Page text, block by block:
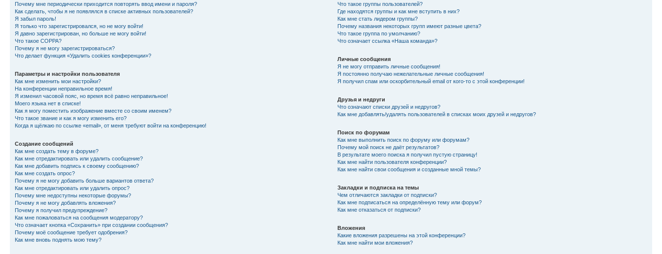
Почему мне периодически приходится повторять ввод имени и пароля?
Как сделать, чтобы я не появлялся в списке активных пользователей?
Я забыл пароль!
Я только что зарегистрировался, но не могу войти!
Я давно зарегистрирован, но больше не могу войти!
Что такое COPPA?
Почему я не могу зарегистрироваться?
Что делает функция «Удалить cookies конференции»?
Параметры и настройки пользователя
Как мне изменить мои настройки?
На конференции неправильное время!
Я изменил часовой пояс, но время всё равно неправильное!
Моего языка нет в списке!
Как я могу поместить изображение вместе со своим именем?
Что такое звание и как я могу изменить его?
Когда я щёлкаю по ссылке «email», от меня требуют войти на конференцию!
Создание сообщений
Как мне создать тему в форуме?
Как мне отредактировать или удалить сообщение?
Как мне добавить подпись к своему сообщению?
Как мне создать опрос?
Почему я не могу добавить больше вариантов ответа?
Как мне отредактировать или удалить опрос?
Почему мне недоступны некоторые форумы?
Почему я не могу добавлять вложения?
Почему я получил предупреждение?
Как мне пожаловаться на сообщения модератору?
Что означает кнопка «Сохранить» при создании сообщения?
Почему моё сообщение требует одобрения?
Как мне вновь поднять мою тему?
Что такое группы пользователей?
Где находятся группы и как мне вступить в них?
Как мне стать лидером группы?
Почему названия некоторых групп имеют разные цвета?
Что такое группа по умолчанию?
Что означает ссылка «Наша команда»?
Личные сообщения
Я не могу отправить личные сообщения!
Я постоянно получаю нежелательные личные сообщения!
Я получил спам или оскорбительный email от кого-то с этой конференции!
Друзья и недруги
Что означают списки друзей и недругов?
Как мне добавлять/удалять пользователей в списках моих друзей и недругов?
Поиск по форумам
Как мне выполнить поиск по форуму или форумам?
Почему мой поиск не даёт результатов?
В результате моего поиска я получил пустую страницу!
Как мне найти пользователя конференции?
Как мне найти свои сообщения и созданные мной темы?
Закладки и подписка на темы
Чем отличаются закладки от подписки?
Как мне подписаться на определённую тему или форум?
Как мне отказаться от подписки?
Вложения
Какие вложения разрешены на этой конференции?
Как мне найти мои вложения?